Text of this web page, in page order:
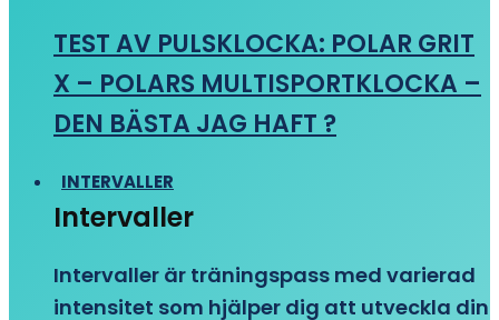
TEST AV PULSKLOCKA: POLAR GRIT
X – POLARS MULTISPORTKLOCKA –
DEN BÄSTA JAG HAFT ?
INTERVALLER
Intervaller
Intervaller är träningspass med varierad
intensitet som hjälper dig att utveckla din